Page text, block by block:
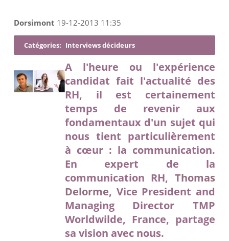
Dorsimont 19-12-2013 11:35
Catégories: Interviews décideurs
A l'heure ou l'expérience
candidat fait l'actualité des
RH, il est certainement
temps de revenir aux
fondamentaux d'un sujet qui
nous tient particulièrement
à cœur : la communication.
En expert de la
communication RH, Thomas
Delorme, Vice President and
Managing Director TMP
Worldwilde, France, partage
sa vision avec nous.